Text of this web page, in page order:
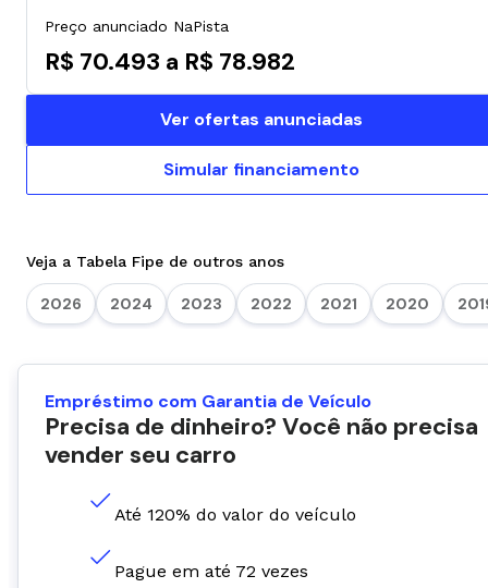
Preço anunciado NaPista
R$ 70.493 a R$ 78.982
Ver ofertas anunciadas
Simular financiamento
Veja a Tabela Fipe de outros anos
2026 2024 2023 2022 2021 2020
Empréstimo com Garantia de Veículo
Precisa de dinheiro? Você não precisa
vender seu carro
Até 120% do valor do veículo
Pague em até 72 vezes